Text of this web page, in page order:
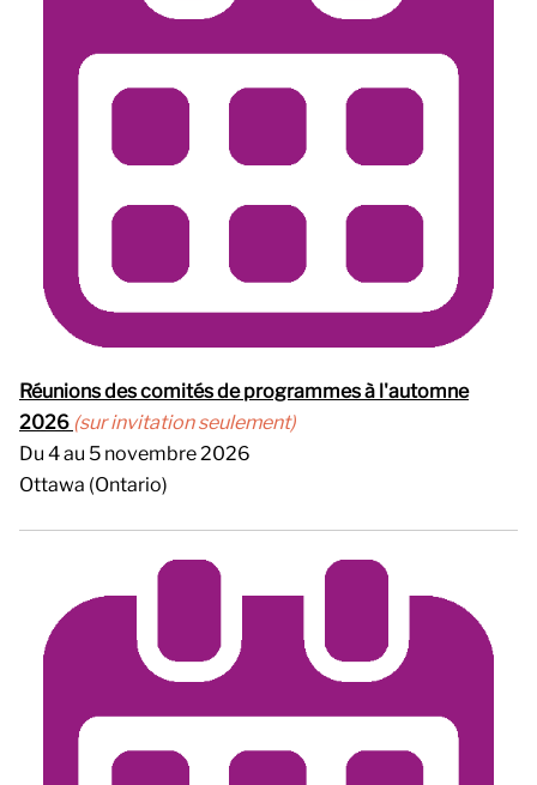
Réunions des comités de programmes à l'automne
2026 (sur invitation seulement)
Du 4 au 5 novembre 2026
Ottawa (Ontario)